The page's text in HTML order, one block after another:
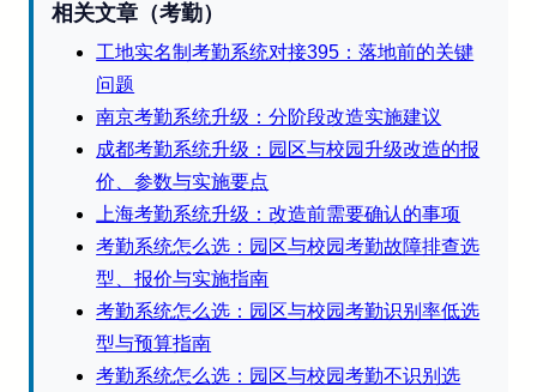
相关文章（考勤）
工地实名制考勤系统对接395：落地前的关键
问题
南京考勤系统升级：分阶段改造实施建议
成都考勤系统升级：园区与校园升级改造的报
价、参数与实施要点
上海考勤系统升级：改造前需要确认的事项
考勤系统怎么选：园区与校园考勤故障排查选
型、报价与实施指南
考勤系统怎么选：园区与校园考勤识别率低选
型与预算指南
考勤系统怎么选：园区与校园考勤不识别选